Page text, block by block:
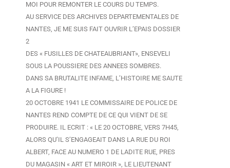
MOI POUR REMONTER LE COURS DU TEMPS.
AU SERVICE DES ARCHIVES DEPARTEMENTALES DE
NANTES, JE ME SUIS FAIT OUVRIR L’EPAIS DOSSIER
2
DES « FUSILLES DE CHATEAUBRIANT», ENSEVELI
SOUS LA POUSSIERE DES ANNEES SOMBRES.
DANS SA BRUTALITE INFAME, L’HISTOIRE ME SAUTE
A LA FIGURE !
20 OCTOBRE 1941 LE COMMISSAIRE DE POLICE DE
NANTES REND COMPTE DE CE QUI VIENT DE SE
PRODUIRE. IL ECRIT : « LE 20 OCTOBRE, VERS 7H45,
ALORS QU’IL S’ENGAGEAIT DANS LA RUE DU ROI
ALBERT, FACE AU NUMERO 1 DE LADITE RUE, PRES
DU MAGASIN « ART ET MIROIR », LE LIEUTENANT